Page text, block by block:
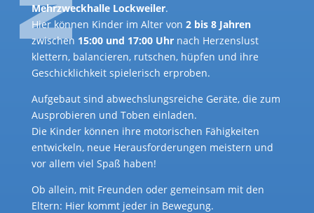
Mehrzweckhalle Lockweiler.
Hier können Kinder im Alter von 2 bis 8 Jahren
zwischen 15:00 und 17:00 Uhrnach Herzenslust
klettern, balancieren, rutschen, hüpfen und ihre
Geschicklichkeit spielerisch erproben.
Aufgebaut sind abwechslungsreiche Geräte, die zum
Ausprobieren und Toben einladen.
Die Kinder können ihre motorischen Fähigkeiten
entwickeln, neue Herausforderungen meistern und
vor allem viel Spaß haben!
Ob allein, mit Freunden oder gemeinsam mit den
Eltern: Hier kommt jeder in Bewegung.